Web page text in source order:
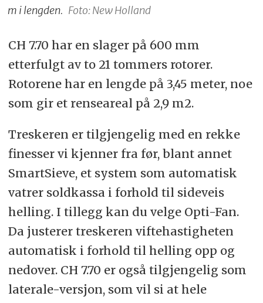
m i lengden. Foto: New Holland
CH 7.70 har en slager på 600 mm
etterfulgt av to 21 tommers rotorer.
Rotorene har en lengde på 3,45 meter, noe
som gir et renseareal på 2,9 m2.
Treskeren er tilgjengelig med en rekke
finesser vi kjenner fra før, blant annet
SmartSieve, et system som automatisk
vatrer soldkassa i forhold til sideveis
helling. I tillegg kan du velge Opti-Fan.
Da justerer treskeren viftehastigheten
automatisk i forhold til helling opp og
nedover. CH 7.70 er også tilgjengelig som
laterale-versjon, som vil si at hele